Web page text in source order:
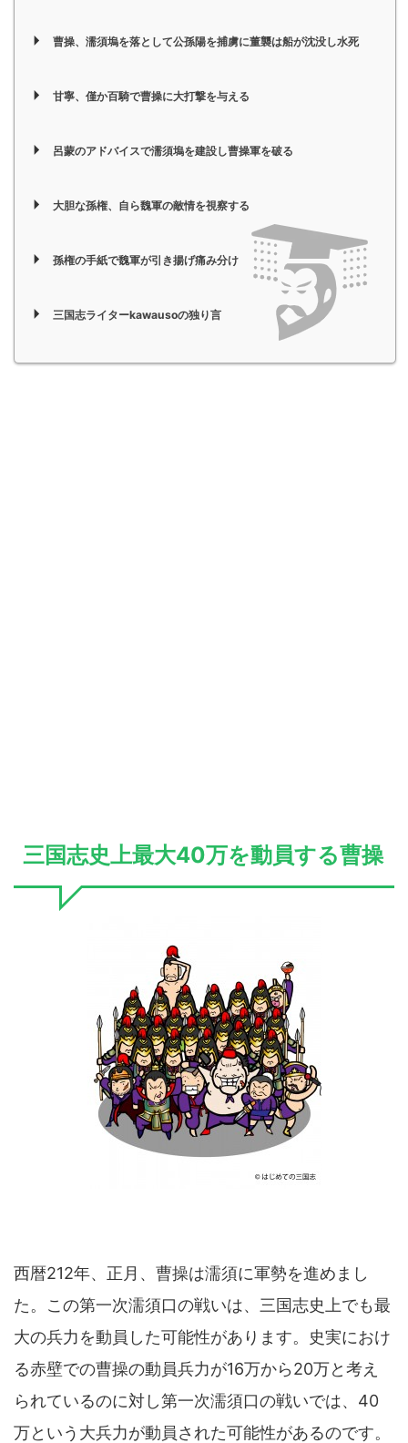
曹操、濡須塢を落として公孫陽を捕虜に董襲は船が沈没し水死
甘寧、僅か百騎で曹操に大打撃を与える
呂蒙のアドバイスで濡須塢を建設し曹操軍を破る
大胆な孫権、自ら魏軍の敵情を視察する
孫権の手紙で魏軍が引き揚げ痛み分け
三国志ライターkawausoの独り言
三国志史上最大40万を動員する曹操
西暦212年、正月、曹操は濡須に軍勢を進めまし
た。この第一次濡須口の戦いは、三国志史上でも最
大の兵力を動員した可能性があります。史実におけ
る赤壁での曹操の動員兵力が16万から20万と考え
られているのに対し第一次濡須口の戦いでは、40
万という大兵力が動員された可能性があるのです。